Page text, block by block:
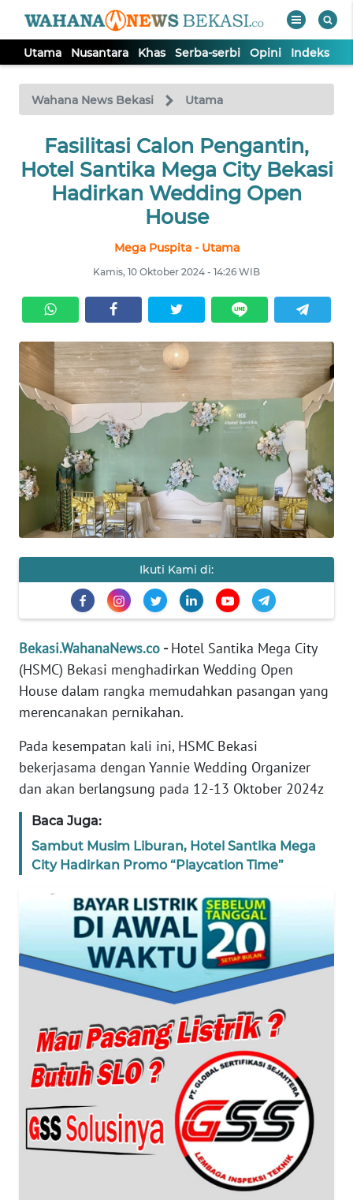
Utama Nusantara Khas Serba-serbi Opini Indeks
Wahana News Bekasi Utama
Fasilitasi Calon Pengantin,
Hotel Santika Mega City Bekasi
Hadirkan Wedding Open
House
Mega Puspita - Utama
Kamis, 10 Oktober 2024 - 14:26 WIB
Ikuti Kami di:
Bekasi.WahanaNews.co -Hotel Santika Mega City
(HSMC) Bekasi menghadirkan Wedding Open
House dalam rangka memudahkan pasangan yang
merencanakan pernikahan.
Pada kesempatan kali ini, HSMC Bekasi
bekerjasama dengan Yannie Wedding Organizer
dan akan berlangsung pada 12-13 Oktober 2024z
Baca Juga:
Sambut Musim Liburan, Hotel Santika Mega
City Hadirkan Promo “Playcation Time”
TV
Tutup
UTAMA
NUSANTARA
SERBI
OPINI
Informasi
INDEKS
KONTAK
KAMI
INFO
PEDOMAN
MEDIA
SIBER
KARIR
Wahana
Regional
WN
WN
JABAR
WN
BANTEN
WN